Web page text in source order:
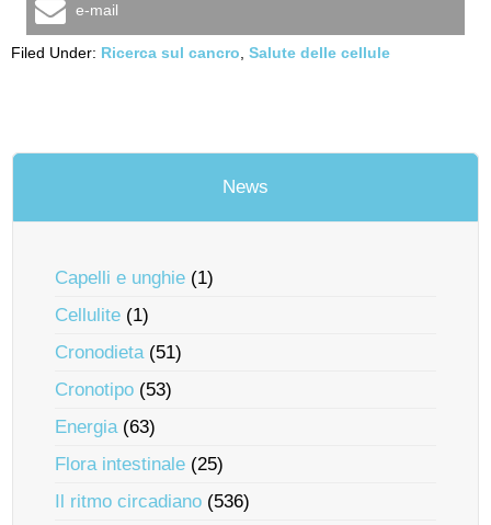
e-mail
Filed Under: Ricerca sul cancro Salute delle cellule
News
Capelli e unghie (1)
Cellulite (1)
Cronodieta(51)
Cronotipo (53)
Energia(63)
Flora intestinale (25)
Il ritmo circadiano (536)